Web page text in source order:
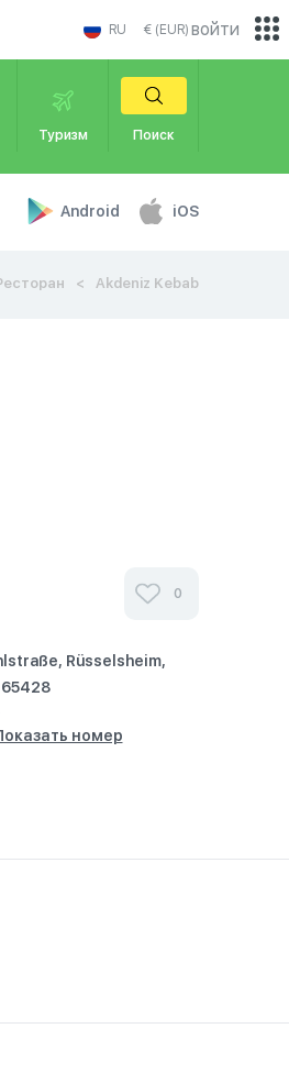
RU € (EUR)
Туризм Поиск
Android iOS
войти
Akdeniz Kebab
0
Rüsselsheim,
номер